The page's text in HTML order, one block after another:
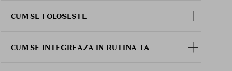
CUM SE FOLOSESTE
CUM SE INTEGREAZA IN RUTINA TA